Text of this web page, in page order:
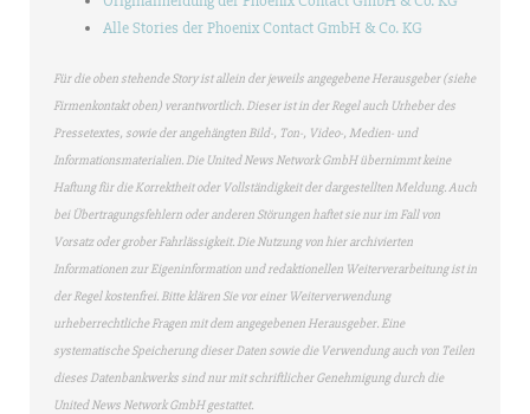
Alle Stories der Phoenix Contact GmbH & Co. KG
Für die oben stehende Story ist allein der jeweils angegebene Herausgeber (siehe
Firmenkontakt oben) verantwortlich. Dieser ist in der Regel auch Urheber des
Pressetextes, sowie der angehängten Bild-, Ton-, Video-, Medien- und
Informationsmaterialien. Die United News Network GmbH übernimmt keine
Haftung für die Korrektheit oder Vollständigkeit der dargestellten Meldung. Auch
bei Übertragungsfehlern oder anderen Störungen haftet sie nur im Fall von
Vorsatz oder grober Fahrlässigkeit. Die Nutzung von hier archivierten
Informationen zur Eigeninformation und redaktionellen Weiterverarbeitung ist in
der Regel kostenfrei. Bitte klären Sie vor einer Weiterverwendung
urheberrechtliche Fragen mit dem angegebenen Herausgeber. Eine
systematische Speicherung dieser Daten sowie die Verwendung auch von Teilen
dieses Datenbankwerks sind nur mit schriftlicher Genehmigung durch die
United News Network GmbH gestattet.